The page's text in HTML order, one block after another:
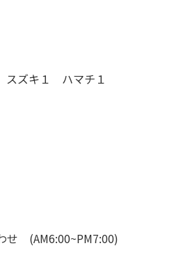
ズキ１ ハマチ１
せ (AM6:00~PM7:00)